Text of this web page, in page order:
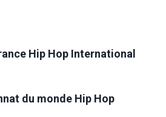
Hip Hop International
du monde Hip Hop